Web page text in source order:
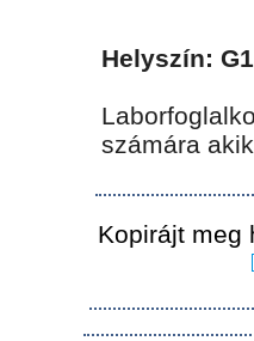
Helyszín:
számára
Kopirájt meg